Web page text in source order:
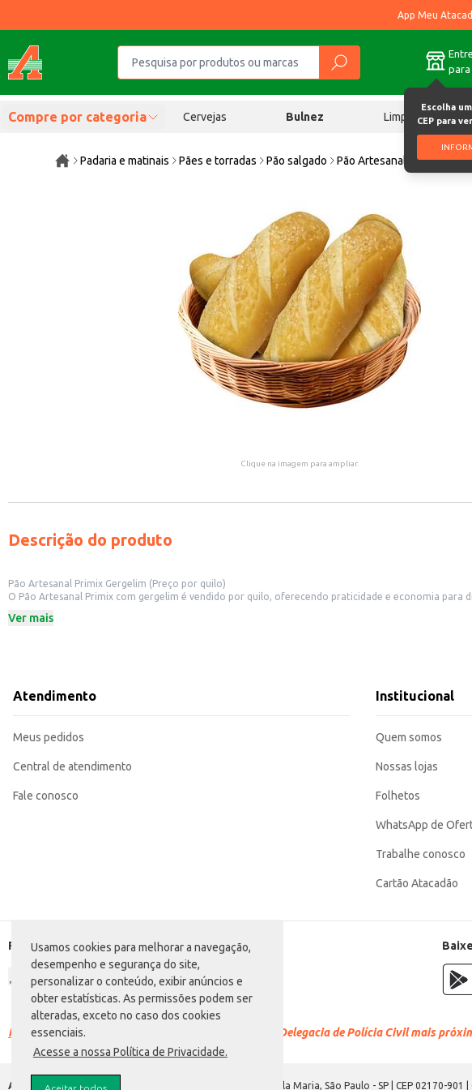
Usamos cookies para melhorar a navegação,
desempenho e segurança do site,
personalizar o conteúdo, exibir anúncios e
obter estatísticas. As permissões podem ser
alteradas, exceto no caso dos cookies
essenciais.
Acesse a nossa Política de Privacidade.
Aceitar todos
App Meu
para
Escolha
CEP para
Compre por categoria Cervejas Bulnez Limpeza
Padaria e matinais Pães e torradas Pão salgado Pão Artesanal Primix
Clique na imagem para ampliar.
Descrição do produto
Pão Artesanal Primix Gergelim (Preço por quilo)
O Pão Artesanal Primix com gergelim é vendido por quilo, oferecendo praticidade e economia
Ideal para padarias, restaurantes e comércios que oferecem pães frescos.
Aqueça levemente antes do consumo para realçar o aroma e textura.
O Pão Artesanal Primix com gergelim oferece um excelente custo-benefício, combinando
Ver mais
Atendimento
Meus pedidos
Central de atendimento
Fale conosco
Institucional
Quem somos
Nossas lojas
Folhetos
WhatsApp de
Trabalhe conosco
Cartão Atacadão
Formas de pagamento
Racismo é crime. Denuncie. Disque 100 ou procure a Delegacia de Polícia Civil mais
Atacadão S.A. Avenida Morvan Dias de Figueiredo, 6169, Vila Maria, São Paulo - SP | CEP 02170-901